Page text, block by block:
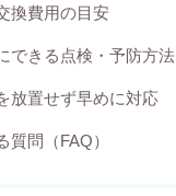
換費用の目安
できる点検・予防方法
放置せず早めに対応
質問（FAQ）